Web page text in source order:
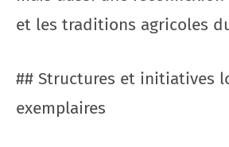
et les traditions agricoles
## Structures et initiatives
exemplaires